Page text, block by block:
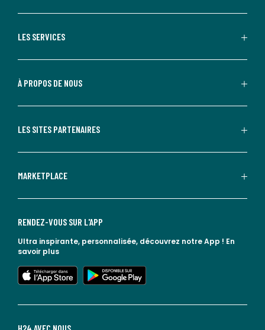
LES SERVICES
À PROPOS DE NOUS
LES SITES PARTENAIRES
MARKETPLACE
H24 AVEC NOUS
RENDEZ-VOUS SUR L'APP
Ultra inspirante, personnalisée, découvrez notre App ! En
savoir plus
lien vers l'app store
lien vers google play